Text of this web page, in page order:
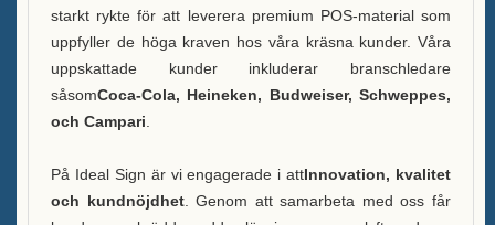
starkt rykte för att leverera premium POS-material som
uppfyller de höga kraven hos våra kräsna kunder. Våra
uppskattade kunder inkluderar branschledare
såsomCoca-Cola, Heineken, Budweiser, Schweppes,
och Campari
På Ideal Sign är vi engagerade i attInnovation, kvalitet
och kundnöjdhet. Genom att samarbeta med oss får